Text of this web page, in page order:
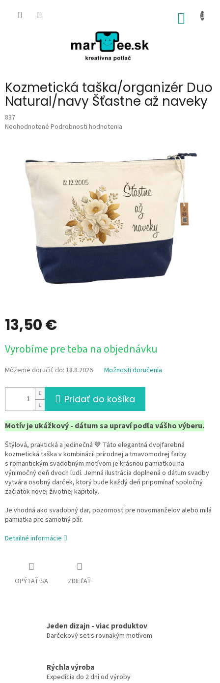
Kozmetická taška/organizér Duo
Natural/navy Šťastne až naveky
837
Priemerné
hviezdičiek.
Neohodnotené Podrobnosti hodnotenia
13,50 €
cena:
Vyrobíme pre teba na objednávku
Môžeme doručiť do: 18.8.2026 Možnosti doručenia
Pridať do košíka
Motív je ukážkový - dátum sa upraví podľa vášho výberu.
Štýlová, praktická a jedinečná 💙 Táto elegantná dvojfarebná
kozmetická taška v kombinácii prírodnej a tmavomodrej farby
s romantickým svadobným motívom je krásnou pamiatkou na
výnimočný deň dvoch ľudí. Jemná ilustrácia doplnená o dátum svadby
vytvára osobný darček, ktorý bude každý deň pripomínať spoločný
začiatok novej životnej kapitoly.
Je vhodná ako svadobný dar, pozornosť pre novomanželov alebo milá
pamiatka pre samotný pár.
Detailné informácie
OPÝTAŤ SA ZDIEĽAŤ
Jeden dizajn - viac produktov
Darčekový set s rovnakým motívom
Rýchla výroba
Expedícia do 2 dní od výroby